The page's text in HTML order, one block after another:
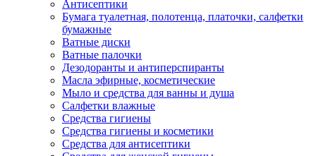
Антисептики
Бумага туалетная, полотенца, платочки, салфетки
бумажные
Ватные диски
Ватные палочки
Дезодоранты и антиперспиранты
Масла эфирные, косметические
Мыло и средства для ванны и душа
Салфетки влажные
Средства гигиены
Средства гигиены и косметики
Средства для антисептики